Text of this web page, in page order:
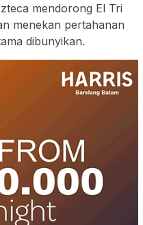
mendorong El Tri
menekan pertahanan
dibunyikan.